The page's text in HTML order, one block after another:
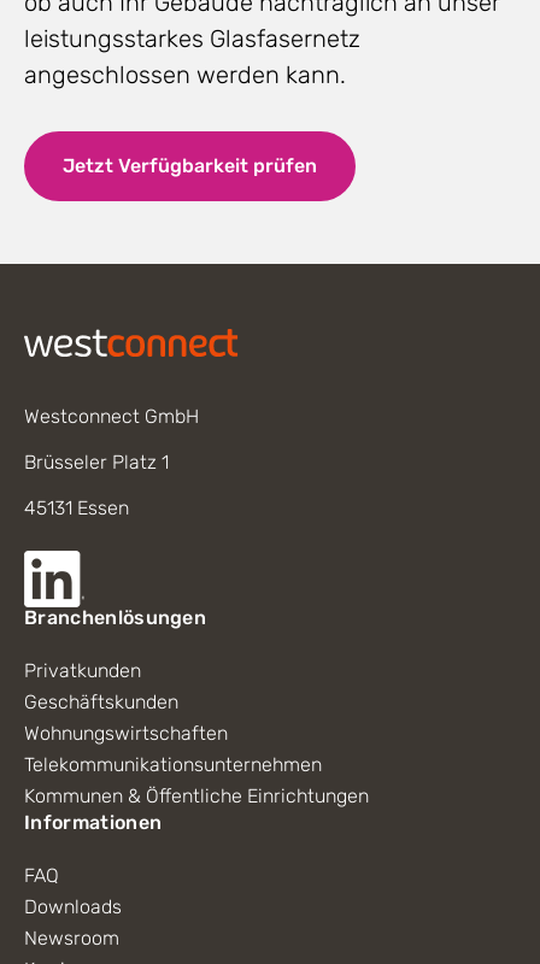
leistungsstarkes Glasfasernetz
angeschlossen werden kann.
Jetzt Verfügbarkeit prüfen
Westconnect GmbH
Brüsseler Platz 1
45131 Essen
Branchenlösungen
Privatkunden
Geschäftskunden
Wohnungswirtschaften
Telekommunikationsunternehmen
Kommunen & Öffentliche Einrichtungen
Informationen
FAQ
Downloads
Newsroom